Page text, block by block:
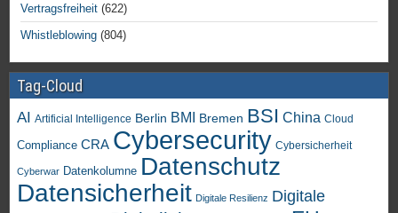
Vertragsfreiheit (622)
Whistleblowing (804)
Tag-Cloud
AI Artificial Intelligence Berlin BMI Bremen BSI China Cloud
Compliance CRA Cybersecurity Cybersicherheit
Cyberwar Datenkolumne Datenschutz
Datensicherheit Digitale Resilienz Digitale